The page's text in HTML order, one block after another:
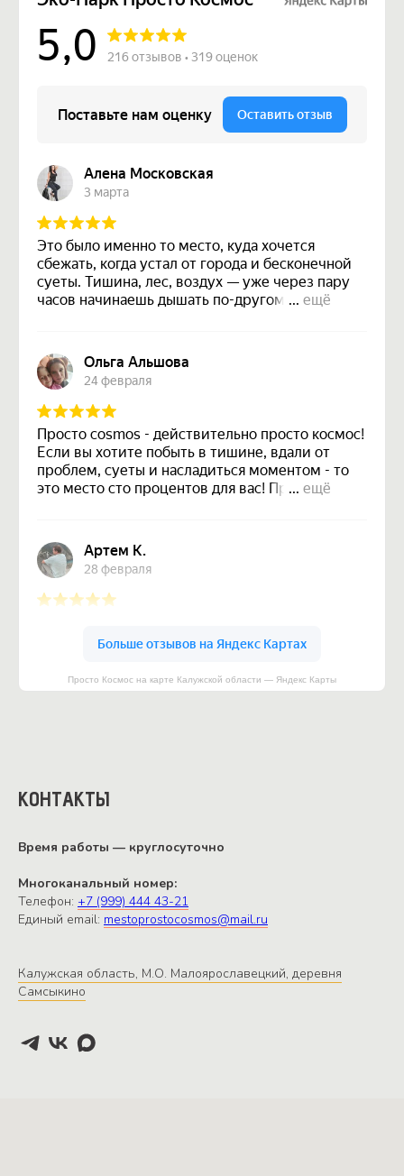
+7 (910) 706-11-22
09.00-21.00
Малоярославецкий, деревня Самсыкино
Адрес
Электричка с Киевского вокзала до
станции Ерденево. Мы поможем
Ерденево
125 км от Москвы
65 км от Калуги
17 км от Малоярославца
Просто Космос на карте Калужской области — Яндекс Карты
КОНТАКТЫ
Время работы — круглосуточно
Многоканальный номер:
Телефон: +7 (999) 444 43-21
Единый email: mestoprostocosmos@mail.ru
Калужская область, М.О. Малоярославецкий, деревня
Самсыкино